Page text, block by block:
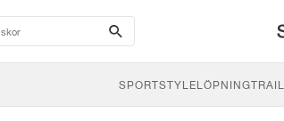
search-
btn
SPORTSTYLELÖPNINGTRAIL